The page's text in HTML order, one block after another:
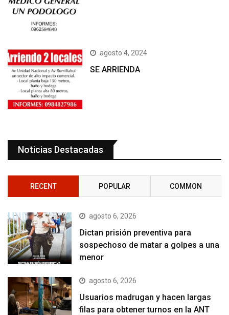
agosto 4, 2024
SE ARRIENDA
Noticias Destacadas
RECENT POPULAR COMMON
agosto 6, 2026
Dictan prisión preventiva para
sospechoso de matar a golpes a una
menor
agosto 6, 2026
Usuarios madrugan y hacen largas
filas para obtener turnos en la ANT